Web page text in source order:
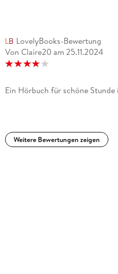
LovelyBooks-Bewertung
Von Claire20 am 25.11.2024
Ein Hörbuch für schöne
Weitere Bewertungen zeigen